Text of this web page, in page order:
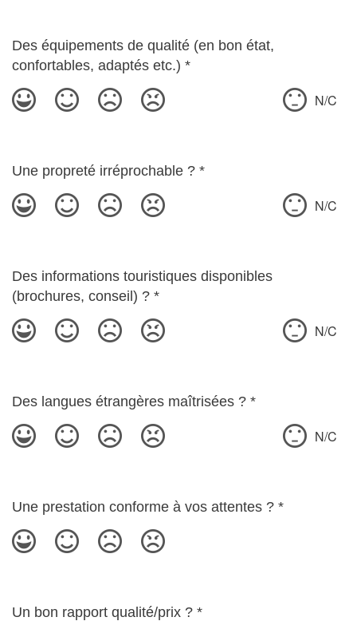
Des équipements de qualité (en bon état,
confortables, adaptés etc.) *
N/C
Une propreté irréprochable ? *
N/C
Des informations touristiques disponibles
(brochures, conseil) ? *
N/C
Des langues étrangères maîtrisées ? *
N/C
Une prestation conforme à vos attentes ? *
Un bon rapport qualité/prix ? *